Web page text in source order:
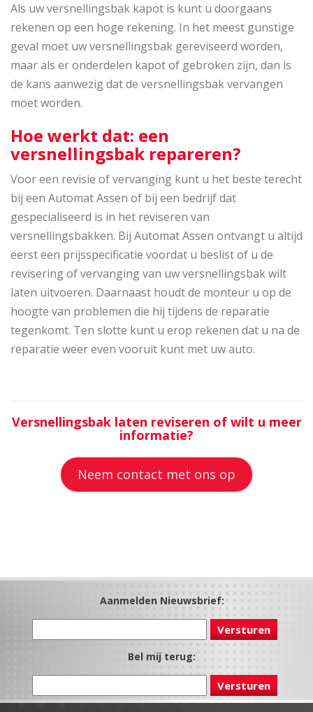
Als uw versnellingsbak kapot is kunt u doorgaans
rekenen op een hoge rekening. In het meest gunstige
geval moet uw versnellingsbak gereviseerd worden,
maar als er onderdelen kapot of gebroken zijn, dan is
de kans aanwezig dat de versnellingsbak vervangen
moet worden.
Hoe werkt dat: een
versnellingsbak repareren?
Voor een revisie of vervanging kunt u het beste terecht
bij een Automat Assen of bij een bedrijf dat
gespecialiseerd is in het reviseren van
versnellingsbakken. Bij Automat Assen ontvangt u altijd
eerst een prijsspecificatie voordat u beslist of u de
revisering of vervanging van uw versnellingsbak wilt
laten uitvoeren. Daarnaast houdt de monteur u op de
hoogte van problemen die hij tijdens de reparatie
tegenkomt. Ten slotte kunt u erop rekenen dat u na de
reparatie weer even vooruit kunt met uw auto.
Versnellingsbak laten reviseren of wilt u meer
informatie?
Neem contact met ons op
Aanmelden Nieuwsbrief:
Bel mij terug: